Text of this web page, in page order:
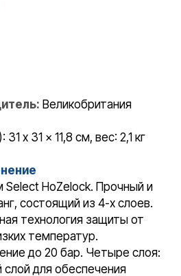
Великобритания
x 31 x 11,8 см, вес: 2,1 кг
Select HoZelock. Прочный и
состоящий из 4-х слоев.
технология защиты от
температур.
до 20 бар. Четыре слоя:
слой для обеспечения